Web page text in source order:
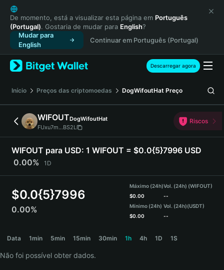
English
日本語
Tiếng Việt
Русский
Español (Latinoamérica)
Türkçe
Français
Deutsch
简体中文
繁體中文
Português (Portugal)
Bahasa Indonesia
ภาษาไทย
हिन्दी
Español
Português (Brasil)
De momento, está a visualizar esta página em Português
(Portugal). Gostaria de mudar para English?
Mudar para
English
Continuar em Português (Portugal)
Descarregar agora
Início Preços das criptomoedas DogWifoutHat Preço
WIFOUTDogWifoutHat
FUxu7m...BS2L
Riscos
WIFOUT para USD: 1 WIFOUT = $0.0{5}7996 USD
0.00%
1D
$0.0{5}7996
0.00%
Máximo (24h)
$0.00
Mínimo (24h)
$0.00
Vol. (24h) (WIFOUT)
--
Vol. (24h)(USDT)
--
Data 1min 5min 15min 30min 1h 4h 1D 1S
Não foi possível obter dados.